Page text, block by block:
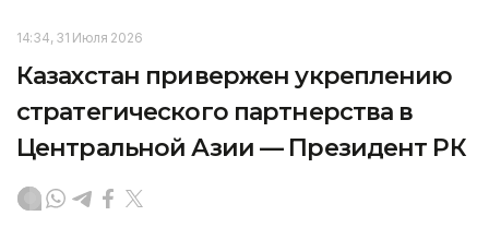
14:34, 31 Июля 2026
Казахстан привержен укреплению
стратегического партнерства в
Центральной Азии — Президент РК